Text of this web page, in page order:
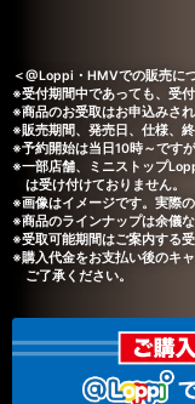
＜@Loppi・HMVでの販売に
※受付期間中であっても、受
※商品のお受取はお申込みさ
※販売期間、発売日、仕様、
※予約開始は当日10時～です
※一部店舗、ミニストップ
は受け付けておりません。
※画像はイメージです。実際
※商品のラインナップは余儀
※受取可能期間はご案内する受
※購入代金をお支払い後のキ
ご了承ください。